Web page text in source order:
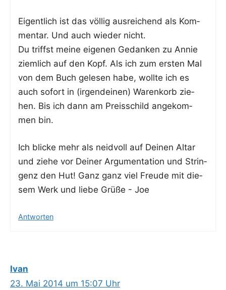
Eigent­lich ist das völ­lig aus­rei­chend als Kom­
men­tar. Und auch wie­der nicht.
Du triffst mei­ne eige­nen Gedan­ken zu Annie
ziem­lich auf den Kopf. Als ich zum ers­ten Mal
von dem Buch gele­sen habe, woll­te ich es
auch sofort in (irgend­ei­nen) Waren­korb zie­
hen. Bis ich dann am Preis­schild ange­kom­
men bin.
Ich bli­cke mehr als neid­voll auf Dei­nen Altar
und zie­he vor Dei­ner Argu­men­ta­ti­on und Strin­
genz den Hut! Ganz ganz viel Freu­de mit die­
sem Werk und lie­be Grü­ße - Joe
Antworten
Ivan
23. Mai 2014 um 15:07 Uhr